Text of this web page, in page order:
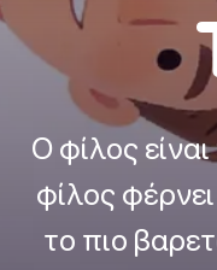
Ο φίλος
φίλος
το πιο